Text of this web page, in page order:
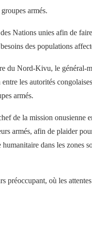
armés.
Nations unies afin de
des populations
du Nord-Kivu, le général-
les autorités
armés.
de la mission onusienne
armés, afin de plaider
dans les zones
préoccupant, où les